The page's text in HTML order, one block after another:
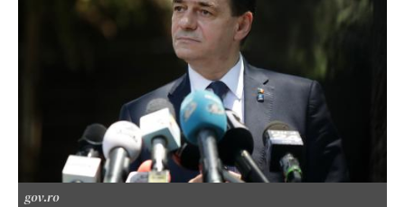
gov.ro